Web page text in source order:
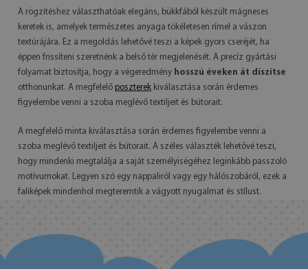
A rögzítéshez választhatóak elegáns, bükkfából készült mágneses
keretek is, amelyek természetes anyaga tökéletesen rímel a vászon
textúrájára. Ez a megoldás lehetővé teszi a képek gyors cseréjét, ha
éppen frissíteni szeretnénk a belső tér megjelenését. A precíz gyártási
folyamat biztosítja, hogy a végeredmény hosszú éveken át díszítse
otthonunkat. A megfelelő poszterek kiválasztása során érdemes
figyelembe venni a szoba meglévő textiljeit és bútorait.
A megfelelő minta kiválasztása során érdemes figyelembe venni a
szoba meglévő textiljeit és bútorait. A széles választék lehetővé teszi,
hogy mindenki megtalálja a saját személyiségéhez leginkább passzoló
motívumokat. Legyen szó egy nappaliról vagy egy hálószobáról, ezek a
faliképek mindenhol megteremtik a vágyott nyugalmat és stílust.